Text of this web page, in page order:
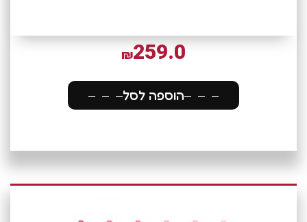
₪259.0
הוספה לסל